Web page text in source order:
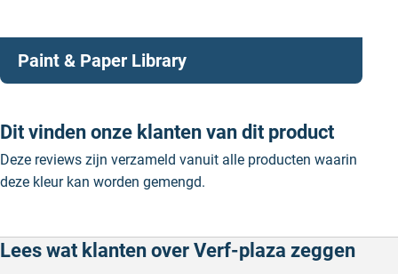
Paint & Paper Library
Dit vinden onze klanten van dit product
Deze reviews zijn verzameld vanuit alle producten waarin
deze kleur kan worden gemengd.
Lees wat klanten over Verf-plaza zeggen